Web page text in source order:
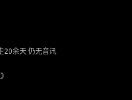
20余天 仍无音讯